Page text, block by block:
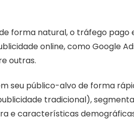
forma natural, o tráfego pago
online, como Google
outras.
seu público-alvo de forma
tradicional),
e características